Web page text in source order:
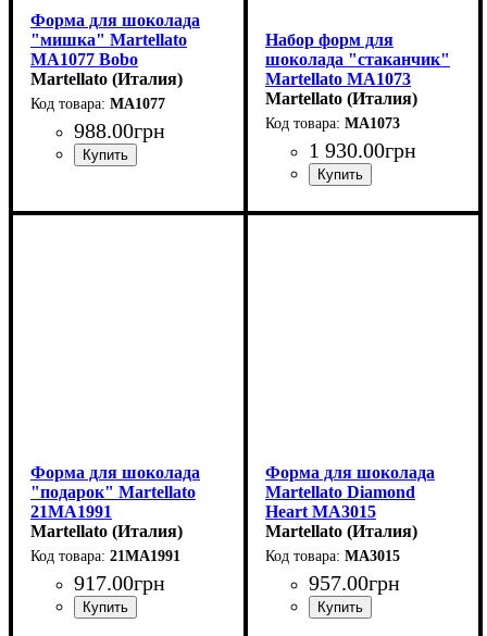
Форма для шоколада
"мишка" Martellato
MA1077 Bobo
(42x30мм,h15мм,10гр)
Martellato (Италия)
MA1077
988.00грн
Набор форм для
шоколада "стаканчик"
Martellato MA1073
Barista
Martellato (Италия)
MA1073
1 930.00грн
Форма для шоколада
"подарок" Martellato
21MA1991
(26х26мм,h20мм,11гр)
Martellato (Италия)
21MA1991
917.00грн
Форма для шоколада
Martellato Diamond
Heart MA3015
(70x66мм,h20мм,17гр)
Martellato (Италия)
MA3015
957.00грн